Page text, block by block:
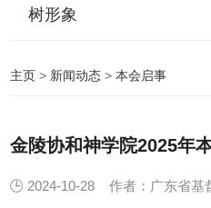
树形象
主页 > 新闻动态 >本会启事
金陵协和神学院2025年
🕒 2024-10-28 作者：广东省基